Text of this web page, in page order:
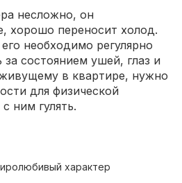
несложно, он
хорошо переносит холод.
необходимо регулярно
состоянием ушей, глаз и
в квартире, нужно
для физической
ним гулять.
характер